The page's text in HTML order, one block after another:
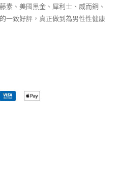
素、美國黑金、犀利士、威而鋼、
一致好評，真正做到為男性性健康